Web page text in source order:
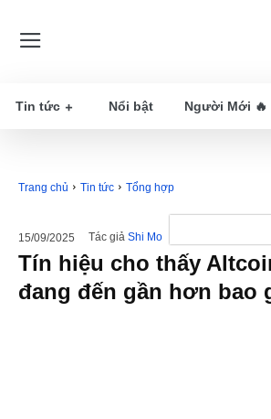
Tin tức Nổi bật Người Mới 🔥
Trang chủ Tin tức Tổng hợp
15/09/2025 Tác giả Shi Mo
Tín hiệu cho thấy
đang đến gần hơn bao